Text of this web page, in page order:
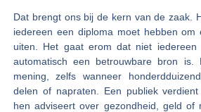
Dat brengt ons bij de kern van de zaak.
iedereen een diploma moet hebben om
uiten. Het gaat erom dat niet
automatisch een betrouwbare bron is.
mening, zelfs wanneer
delen of napraten. Een publiek
hen adviseert over gezondheid, geld of